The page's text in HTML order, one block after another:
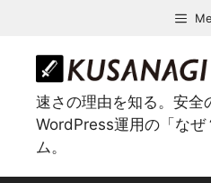
速さの理由を知る。安全
WordPress運用の「なぜ
ム。